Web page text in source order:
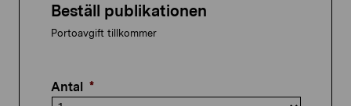
Beställ publikationen
Portoavgift tillkommer
Antal *